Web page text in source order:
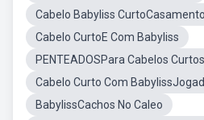
Cabelo Babyliss CurtoCasamento
Cabelo CurtoE Com Babyliss
PENTEADOSPara Cabelos Curtos
Cabelo Curto Com
BabylissCachos No Caleo